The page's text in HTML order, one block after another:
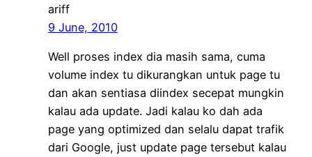
ariff
9 June, 2010
Well proses index dia masih sama, cuma
volume index tu dikurangkan untuk page tu
dan akan sentiasa diindex secepat mungkin
kalau ada update. Jadi kalau ko dah ada
page yang optimized dan selalu dapat trafik
dari Google, just update page tersebut kalau